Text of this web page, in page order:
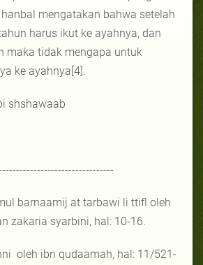
mengatakan bahwa setelah
harus ikut ke ayahnya, dan
maka tidak mengapa untuk
ke ayahnya[4].
shshawaab
barnaamij at tarbawi li ttifl oleh
zakaria syarbini, hal: 10-16.
oleh ibn qudaamah, hal: 11/521-